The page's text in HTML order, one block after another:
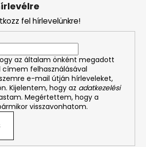
fel hírlevelünkre!
az általam önként megadott
felhasználásával
e-mail útján hírleveleket,
Kijelentem, hogy az adatkezelési
Megértettem, hogy a
visszavonhatom.